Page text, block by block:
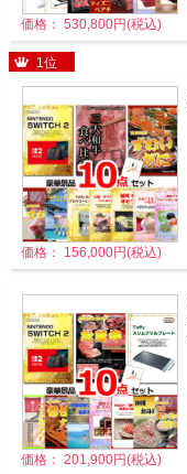
価格： 530,800円(税込)
1位
価格： 156,000円(税込)
価格： 201,900円(税込)